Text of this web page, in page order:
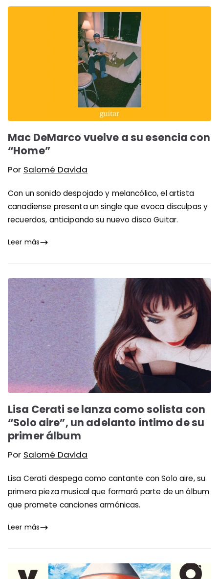
Mac DeMarco vuelve a su esencia con
“Home”
Por Salomé Davida
Con un sonido despojado y melancólico, el artista
canadiense presenta un single que evoca disculpas y
recuerdos, anticipando su nuevo disco Guitar.
Leer más
Lisa Cerati se lanza como solista con
“Solo aire”, un adelanto íntimo de su
primer álbum
Por Salomé Davida
Lisa Cerati despega como cantante con Solo aire, su
primera pieza musical que formará parte de un álbum
que promete canciones armónicas.
Leer más